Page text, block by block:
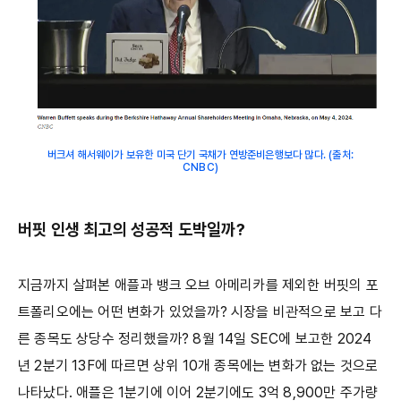
버크셔 해서웨이가 보유한 미국 단기 국채가 연방준비은행보다 많다. (출처:
CNBC)
버핏 인생 최고의 성공적 도박일까?
지금까지 살펴본 애플과 뱅크 오브 아메리카를 제외한 버핏의 포
트폴리오에는 어떤 변화가 있었을까? 시장을 비관적으로 보고 다
른 종목도 상당수 정리했을까? 8월 14일 SEC에 보고한 2024
년 2분기 13F에 따르면 상위 10개 종목에는 변화가 없는 것으로
나타났다. 애플은 1분기에 이어 2분기에도 3억 8,900만 주가량